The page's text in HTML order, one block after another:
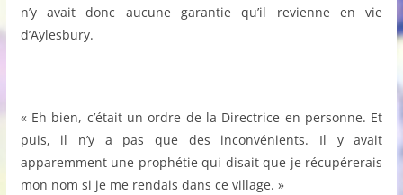
n’y avait donc aucune garantie qu’il revienne en vie
d’Aylesbury.
« Eh bien, c’était un ordre de la Directrice en personne. Et
puis, il n’y a pas que des inconvénients. Il y avait
apparemment une prophétie qui disait que je récupérerais
mon nom si je me rendais dans ce village. »